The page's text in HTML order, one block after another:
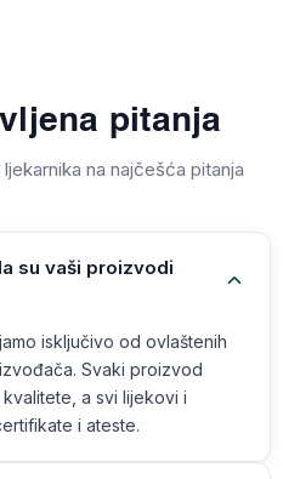
pitanja
na najčešća pitanja
su vaši proizvodi
isključivo od ovlaštenih
Svaki proizvod
a svi lijekovi i
i ateste.